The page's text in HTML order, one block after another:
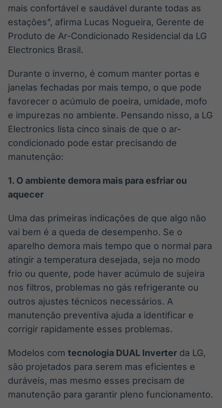
mais confortável e saudável durante todas as
estações”, afirma Lucas Nogueira, Gerente de
Produto de Ar-Condicionado Residencial da LG
Electronics Brasil.
Durante o inverno, é comum manter portas e
janelas fechadas por mais tempo, o que pode
favorecer o acúmulo de poeira, umidade, mofo
e impurezas no ambiente. Pensando nisso, a LG
Electronics lista cinco sinais de que o ar-
condicionado pode estar precisando de
manutenção:
1. O ambiente demora mais para esfriar ou
aquecer
Uma das primeiras indicações de que algo não
vai bem é a queda de desempenho. Se o
aparelho demora mais tempo que o normal para
atingir a temperatura desejada, seja no modo
frio ou quente, pode haver acúmulo de sujeira
nos filtros, problemas no gás refrigerante ou
outros ajustes técnicos necessários. A
manutenção preventiva ajuda a identificar e
corrigir rapidamente esses problemas.
Modelos com tecnologia DUAL Inverter da LG,
são projetados para serem mas eficientes e
duráveis, mas mesmo esses precisam de
manutenção para garantir pleno funcionamento.